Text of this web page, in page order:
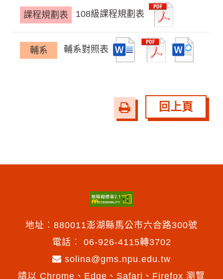
課程規劃表 108級課程規劃表
輔系 輔系對照表
友
善
回上頁
地址︰880011澎湖縣馬公市六合路300號
電話︰ 06-926-4115轉3702
solina@gms.npu.edu.tw
請以 Chrome、Edge、Safari、Firefox 瀏覽